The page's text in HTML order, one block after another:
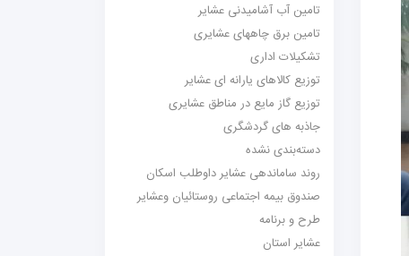
تامین آب آشامیدنی عشایر
تامین برق چاههای عشایری
تشکیلات اداری
توزیع کالاهای یارانه ای عشایر
توزیع گاز مایع در مناطق عشایری
جاذبه های گردشگری
دسته‌بندی نشده
روند ساماندهی عشایر داوطلب اسکان
صندوق بیمه اجتماعی روستائیان وعشایر
طرح و برنامه
عشایر استان